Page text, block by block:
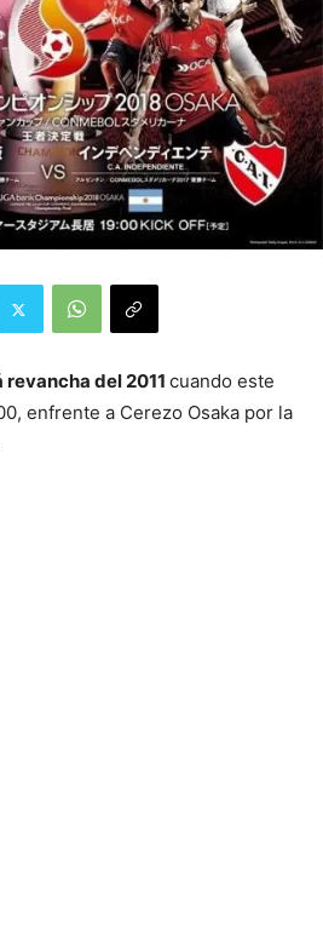
del 2011 cuando este
enfrente a Cerezo Osaka por la